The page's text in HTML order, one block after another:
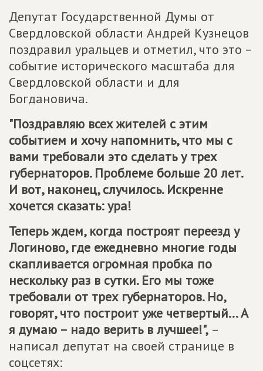
Депутат Государственной Думы от
Свердловской области Андрей Кузнецов
поздравил уральцев и отметил, что это –
событие исторического масштаба для
Свердловской области и для
Богдановича.
"Поздравляю всех жителей с этим
событием и хочу напомнить, что мы с
вами требовали это сделать у трех
губернаторов. Проблеме больше 20 лет.
И вот, наконец, случилось. Искренне
хочется сказать: ура!
Теперь ждем, когда построят переезд у
Логиново, где ежедневно многие годы
скапливается огромная пробка по
нескольку раз в сутки. Его мы тоже
требовали от трех губернаторов. Но,
говорят, что построит уже четвертый... А
я думаю – надо верить в лучшее!", –
написал депутат на своей странице в
соцсетях: